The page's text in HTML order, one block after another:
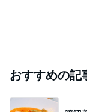
おすすめの記